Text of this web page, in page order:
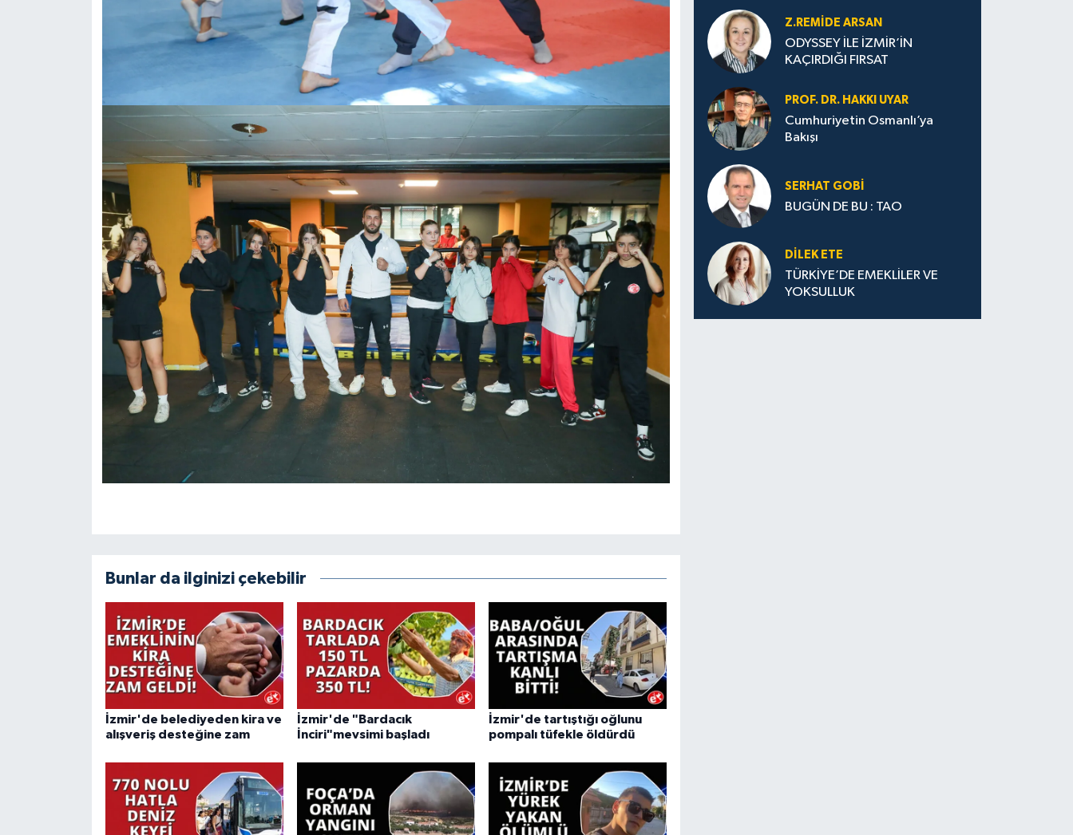
Bunlar da ilginizi çekebilir
İzmir'de belediyeden kira ve
alışveriş desteğine zam
İzmir'de "Bardacık
İnciri"mevsimi başladı
İzmir'de tartıştığı oğlunu
pompalı tüfekle öldürdü
Z.REMIDE ARSAN
ODYSSEY İLE İZMİR’İN
KAÇIRDIĞI FIRSAT
PROF. DR. HAKKI UYAR
Cumhuriyetin Osmanlı’ya
Bakışı
SERHAT GOBİ
BUGÜN DE BU : TAO
DILEK ETE
TÜRKİYE’DE EMEKLİLER VE
YOKSULLUK